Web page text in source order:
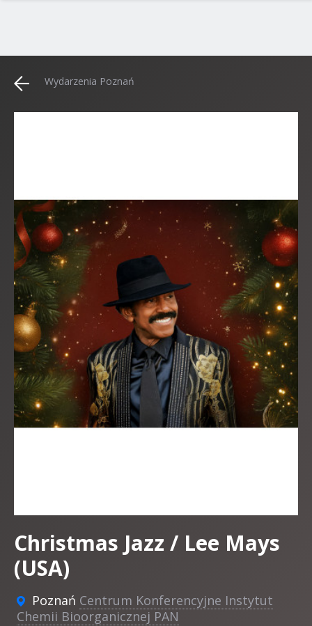
Wydarzenia Poznań
Christmas Jazz / Lee Mays
(USA)
Poznań Centrum Konferencyjne Instytut
Chemii Bioorganicznej PAN